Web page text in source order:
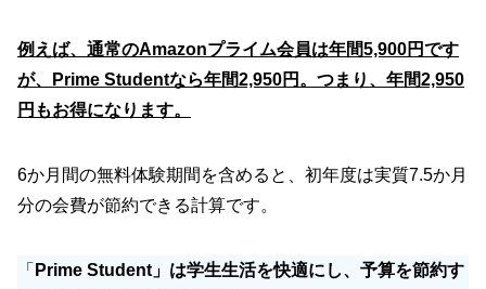
例えば、通常のAmazonプライム会員は年間5,900円です
が、Prime Studentなら年間2,950円。つまり、年間2,950
円もお得になります。
6か月間の無料体験期間を含めると、初年度は実質7.5か月
分の会費が節約できる計算です。
「 Prime Student」は学生生活を快適にし、予算を節約す